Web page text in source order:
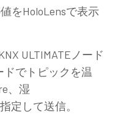
をHoloLensで表示
ULTIMATEノード
ドでトピックを温
、湿
定して送信。